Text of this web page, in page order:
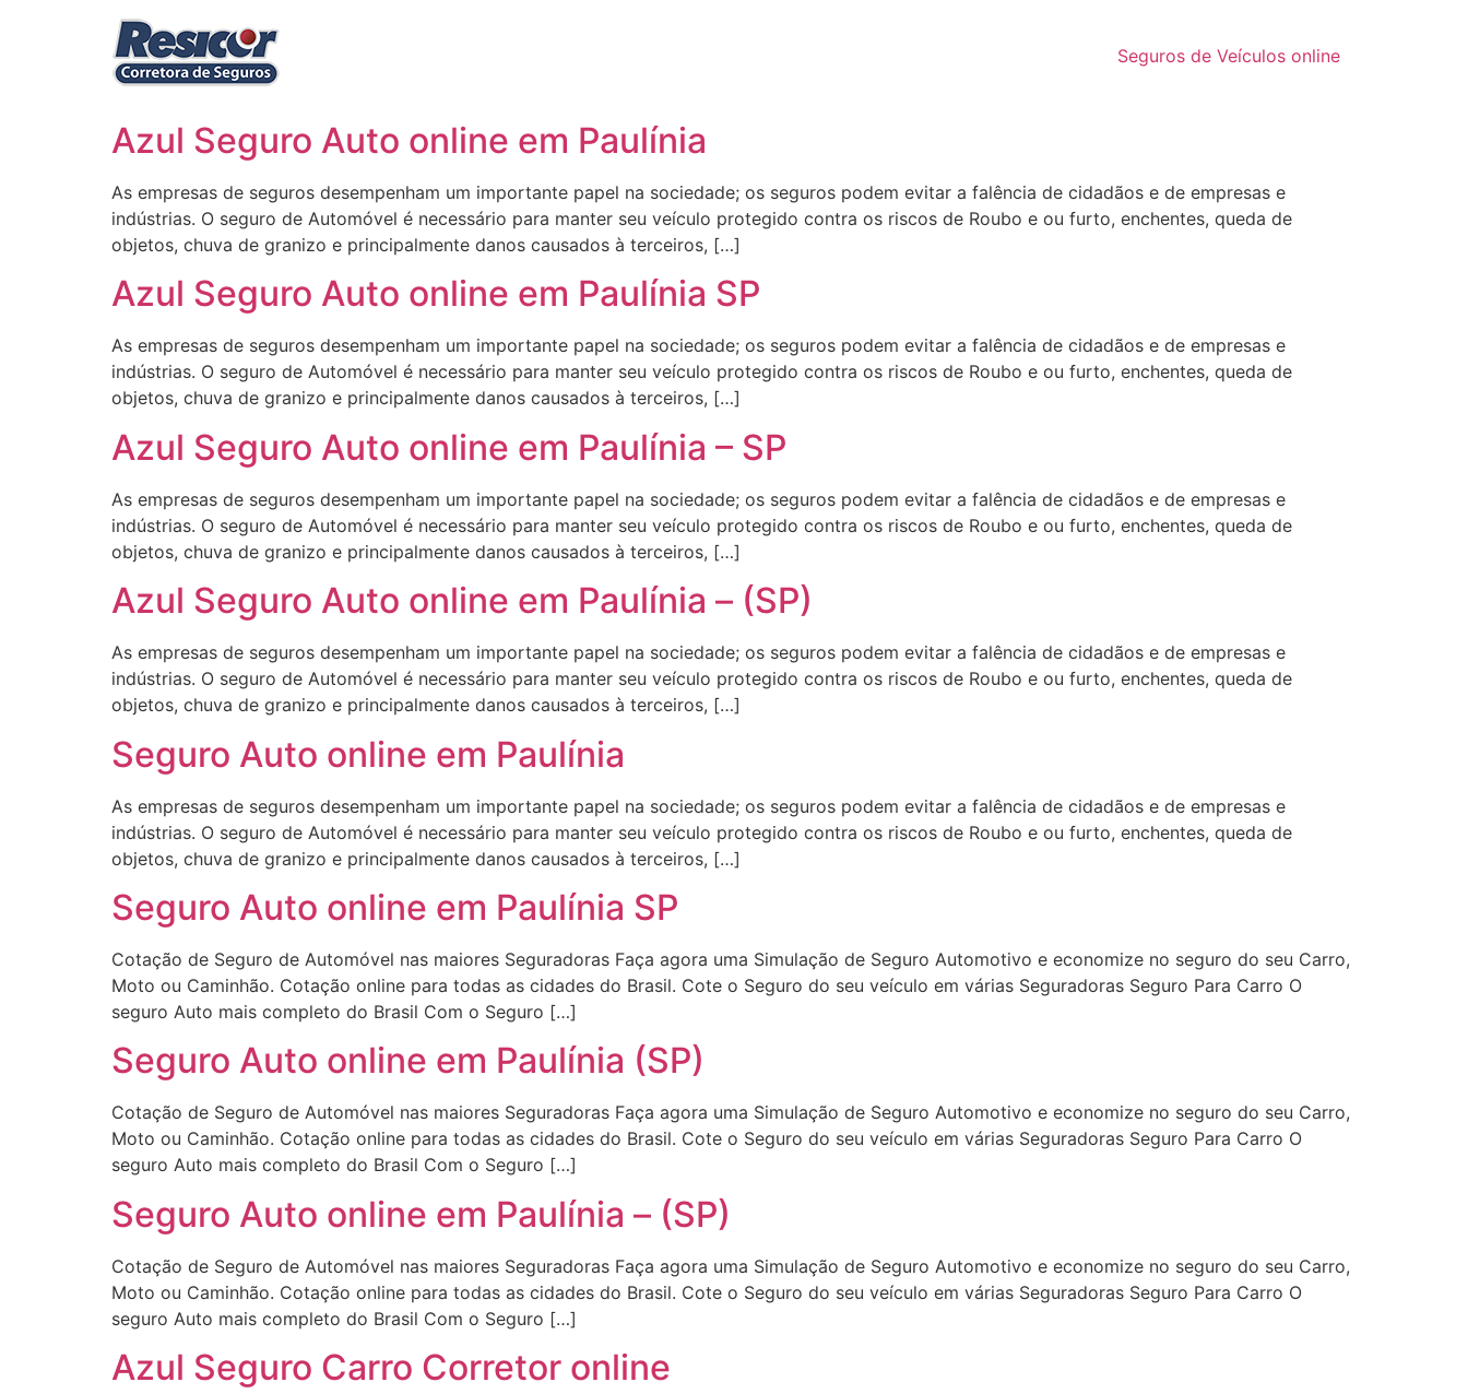
Seguros de Veículos online
Azul Seguro Auto online em Paulínia
As empresas de seguros desempenham um importante papel na sociedade; os seguros podem evitar a falência de cidadãos e de empresas e
indústrias. O seguro de Automóvel é necessário para manter seu veículo protegido contra os riscos de Roubo e ou furto, enchentes, queda de
objetos, chuva de granizo e principalmente danos causados à terceiros, […]
Azul Seguro Auto online em Paulínia SP
As empresas de seguros desempenham um importante papel na sociedade; os seguros podem evitar a falência de cidadãos e de empresas e
indústrias. O seguro de Automóvel é necessário para manter seu veículo protegido contra os riscos de Roubo e ou furto, enchentes, queda de
objetos, chuva de granizo e principalmente danos causados à terceiros, […]
Azul Seguro Auto online em Paulínia – SP
As empresas de seguros desempenham um importante papel na sociedade; os seguros podem evitar a falência de cidadãos e de empresas e
indústrias. O seguro de Automóvel é necessário para manter seu veículo protegido contra os riscos de Roubo e ou furto, enchentes, queda de
objetos, chuva de granizo e principalmente danos causados à terceiros, […]
Azul Seguro Auto online em Paulínia – (SP)
As empresas de seguros desempenham um importante papel na sociedade; os seguros podem evitar a falência de cidadãos e de empresas e
indústrias. O seguro de Automóvel é necessário para manter seu veículo protegido contra os riscos de Roubo e ou furto, enchentes, queda de
objetos, chuva de granizo e principalmente danos causados à terceiros, […]
Seguro Auto online em Paulínia
As empresas de seguros desempenham um importante papel na sociedade; os seguros podem evitar a falência de cidadãos e de empresas e
indústrias. O seguro de Automóvel é necessário para manter seu veículo protegido contra os riscos de Roubo e ou furto, enchentes, queda de
objetos, chuva de granizo e principalmente danos causados à terceiros, […]
Seguro Auto online em Paulínia SP
Cotação de Seguro de Automóvel nas maiores Seguradoras Faça agora uma Simulação de Seguro Automotivo e economize no seguro do seu Carro,
Moto ou Caminhão. Cotação online para todas as cidades do Brasil. Cote o Seguro do seu veículo em várias Seguradoras Seguro Para Carro O
seguro Auto mais completo do Brasil Com o Seguro […]
Seguro Auto online em Paulínia (SP)
Cotação de Seguro de Automóvel nas maiores Seguradoras Faça agora uma Simulação de Seguro Automotivo e economize no seguro do seu Carro,
Moto ou Caminhão. Cotação online para todas as cidades do Brasil. Cote o Seguro do seu veículo em várias Seguradoras Seguro Para Carro O
seguro Auto mais completo do Brasil Com o Seguro […]
Seguro Auto online em Paulínia – (SP)
Cotação de Seguro de Automóvel nas maiores Seguradoras Faça agora uma Simulação de Seguro Automotivo e economize no seguro do seu Carro,
Moto ou Caminhão. Cotação online para todas as cidades do Brasil. Cote o Seguro do seu veículo em várias Seguradoras Seguro Para Carro O
seguro Auto mais completo do Brasil Com o Seguro […]
Azul Seguro Carro Corretor online